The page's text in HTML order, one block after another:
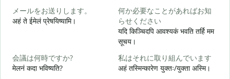
メールをお送りします。
अहं ते ईमेलं प्रेषयिष्यामि।
何か必要なことがあればお知
らせください
यदि किञ्चिदपि आवश्यकं भवति तर्हि मम
सूचय।
会議は何時ですか?
मेलनं कदा भविष्यति?
私はそれに取り組んでいます
अहं तस्मिन्कारेण युक्तः/युक्ता अस्मि।